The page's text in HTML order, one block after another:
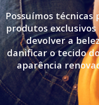
Possuímos técnicas
produtos
devolver a
danificar o tecido
aparência